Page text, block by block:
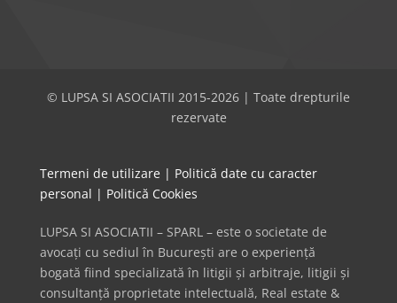
© LUPSA SI ASOCIATII 2015-2026 | Toate drepturile
rezervate
Termeni de utilizare | Politică date cu caracter
personal | Politică Cookies
LUPSA SI ASOCIATII – SPARL – este o societate de
avocați cu sediul în București are o experiență
bogată fiind specializată în litigii și arbitraje, litigii și
consultanță proprietate intelectuală, Real estate &